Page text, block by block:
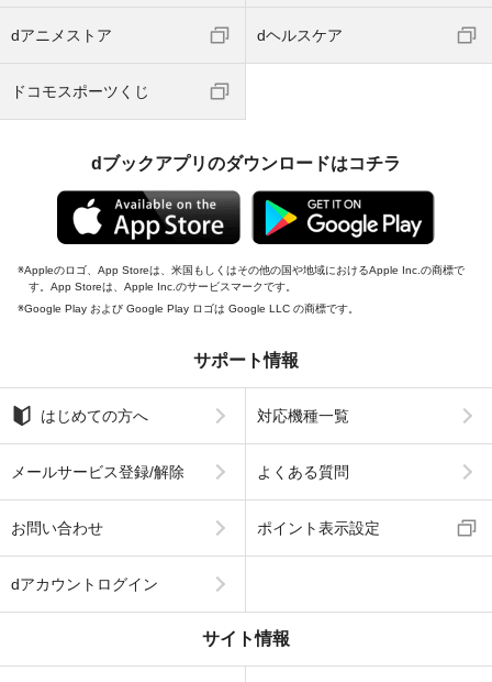
dアニメストア dヘルスケア
ドコモスポーツくじ
dブックアプリのダウンロードはコチラ
Appleのロゴ、App Storeは、米国もしくはその他の国や地域におけるApple Inc.の商標で
す。App Storeは、Apple Inc.のサービスマークです。
Google Play および Google Play ロゴは Google LLC の商標です。
サポート情報
はじめての方へ 対応機種一覧
メールサービス登録/解除 よくある質問
お問い合わせ ポイント表示設定
dアカウントログイン
サイト情報